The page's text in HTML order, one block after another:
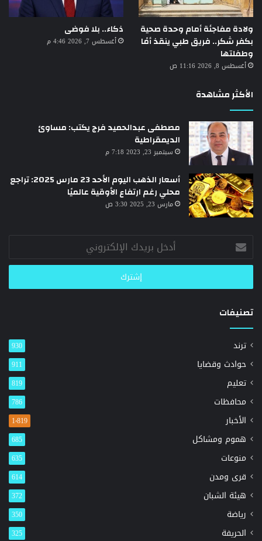
ولادة مفاجئة أمام وحدة صحية
بكفر شكر.. فريق طبي ينقذ أمًا
وطفلتها
أغسطس 8, 2026 11:16 ص
ذكاء.. بلا فوضى
أغسطس 7, 2026 4:46 م
الأكثر مشاهدة
مصطفى عبدالحميد فرج يكتب: مساوئ
الديمقراطية
سبتمبر 23, 2023 7:18 م
أسعار الذهب اليوم الأحد 23 مارس 2025: تراجع
محلي رغم ارتفاع الأوقية عالميًا
مارس 23, 2025 3:30 ص
أدخل
بريدك
الإلكتروني
تصنيفات
ترند 930
حوادث وقضايا 911
تعليم 819
محافظات 786
الأخبار 1٬819
هموم ومشاكل 685
منوعات 635
قرى ومدن 614
هيئة الشبان 372
رياضة 350
الحريفة 325